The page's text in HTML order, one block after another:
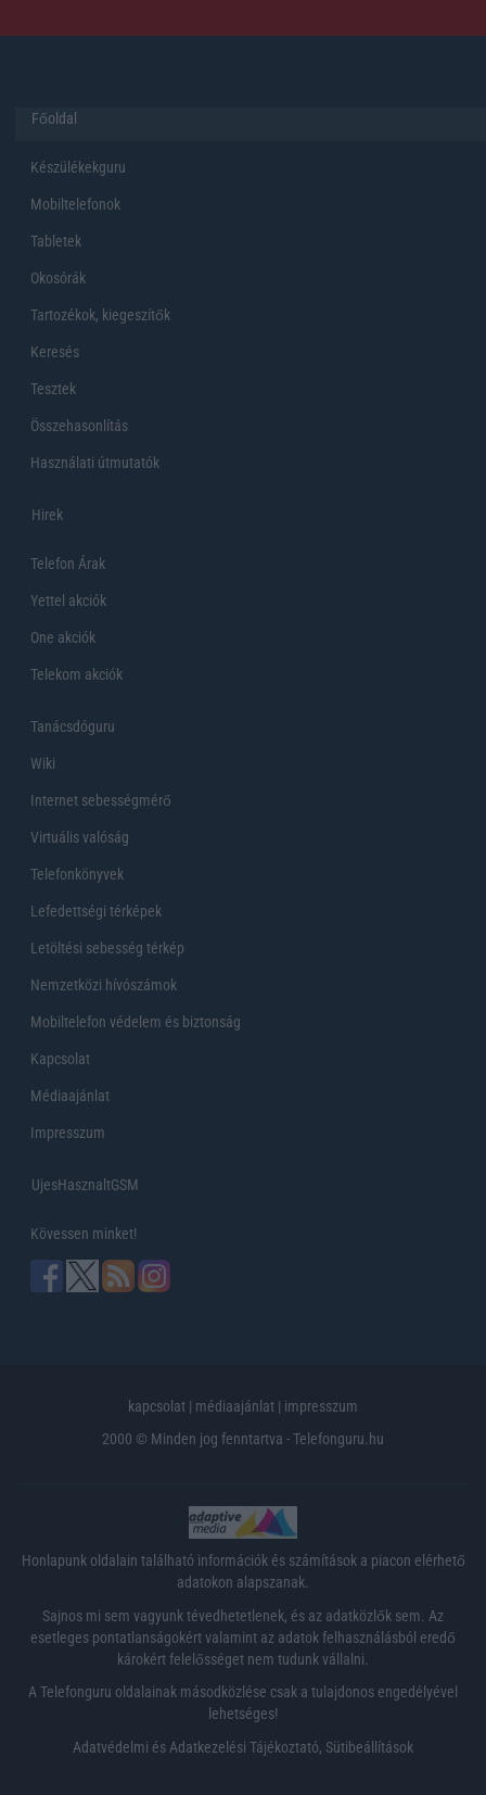
Főoldal
Készülékekguru
Mobiltelefonok
Tabletek
Okosórák
Tartozékok, kiegeszítők
Keresés
Tesztek
Összehasonlítás
Használati útmutatók
Hirek
Telefon Árak
Yettel akciók
One akciók
Telekom akciók
Tanácsdóguru
Wiki
Internet sebességmérő
Virtuális valóság
Telefonkönyvek
Lefedettségi térképek
Letöltési sebesség térkép
Nemzetközi hívószámok
Mobiltelefon védelem és biztonság
Kapcsolat
Médiaajánlat
Impresszum
UjesHasznaltGSM
Kövessen minket!
kapcsolat | médiaajánlat | impresszum
2000 © Minden jog fenntartva - Telefonguru.hu
Honlapunk oldalain található információk és számítások a piacon elérhető
adatokon alapszanak.
Sajnos mi sem vagyunk tévedhetetlenek, és az adatközlők sem. Az
esetleges pontatlanságokért valamint az adatok felhasználásból eredő
károkért felelősséget nem tudunk vállalni.
A Telefonguru oldalainak másodközlése csak a tulajdonos engedélyével
lehetséges!
Adatvédelmi és Adatkezelési Tájékoztató, Sütibeállítások